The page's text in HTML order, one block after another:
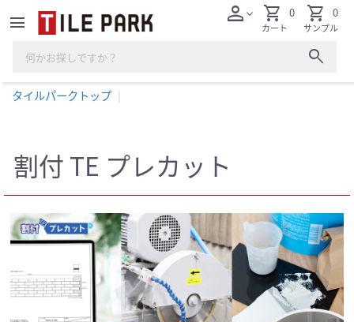
menu
search
personexpand_more shopping_cart
カート
0 shopping_cart
サンプル
0
タイルパークトップ
割付 TE プレカット